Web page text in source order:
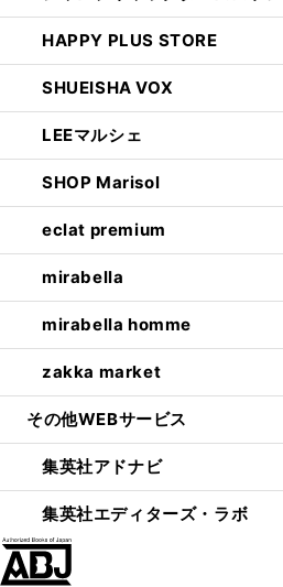
HAPPY PLUS STORE
SHUEISHA VOX
LEEマルシェ
SHOP Marisol
eclat premium
mirabella
mirabella homme
zakka market
その他WEBサービス
集英社アドナビ
集英社エディターズ・ラボ